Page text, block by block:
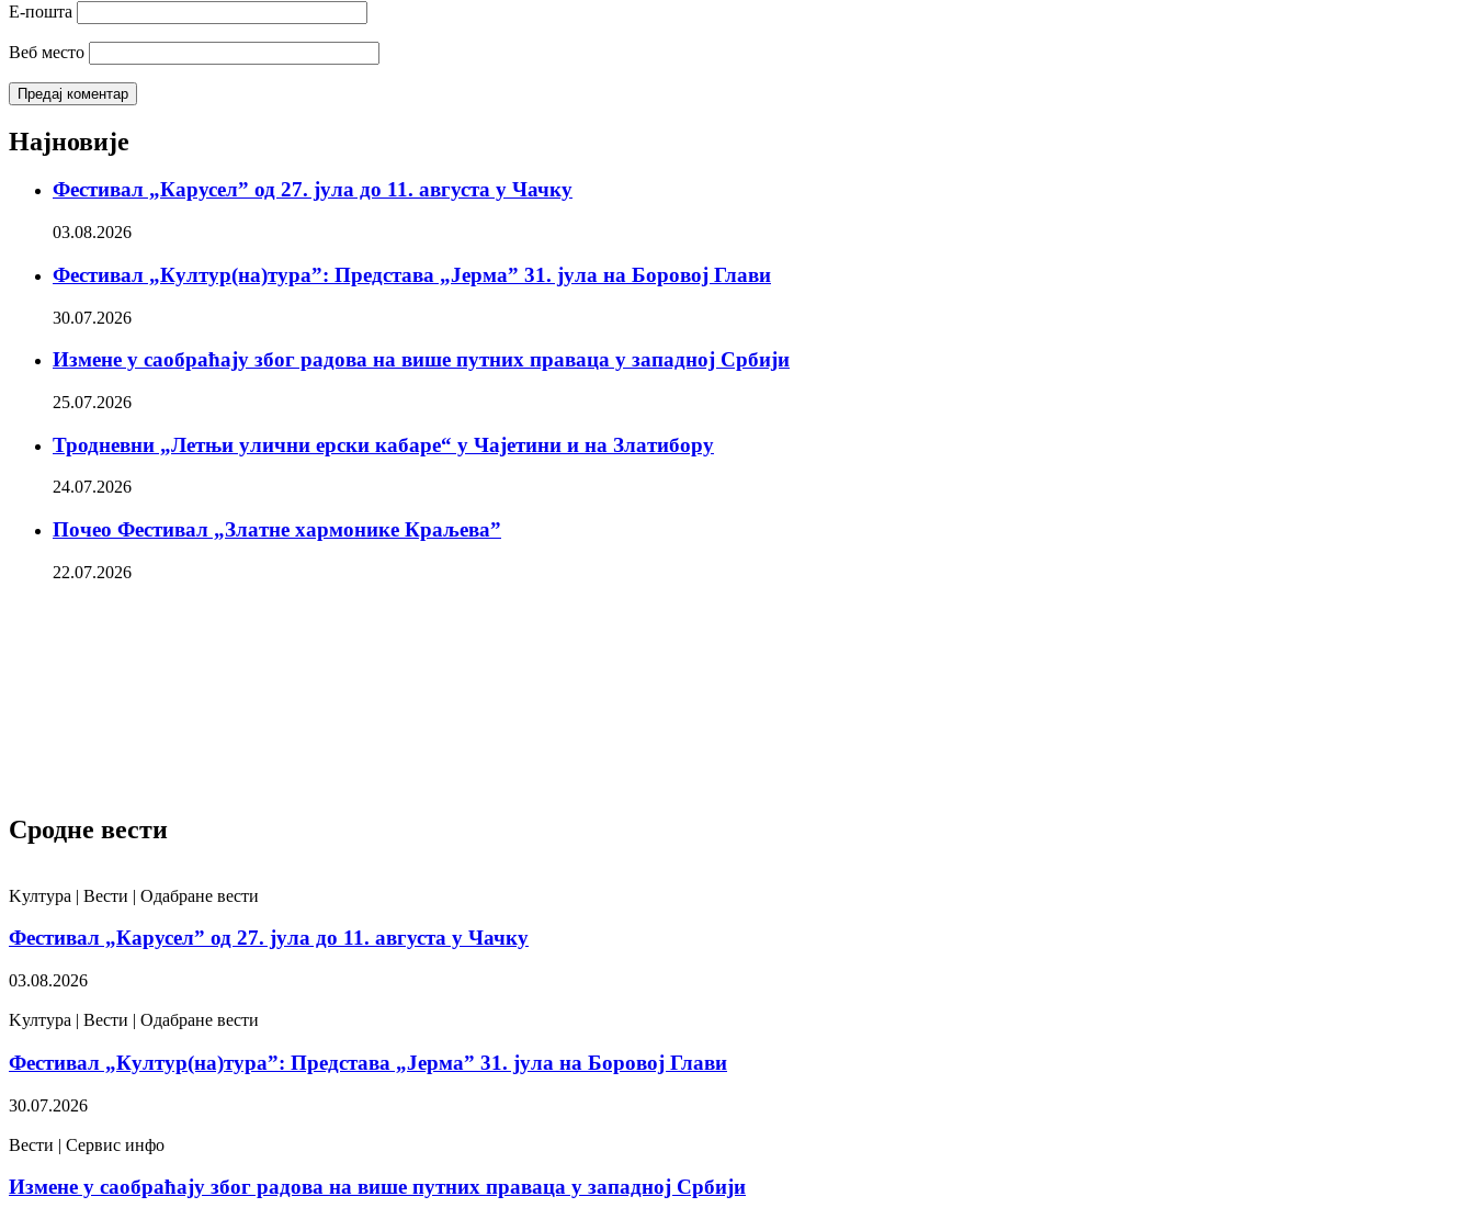
Е-пошта
Веб место
Најновије
Фестивал „Карусел” од 27. јула до 11. августа у Чачку
03.08.2026
Фестивал „Култур(на)тура”: Представа „Јерма” 31. јула на Боровој Глави
30.07.2026
Измене у саобраћају због радова на више путних праваца у западној Србији
25.07.2026
Тродневни „Летњи улични ерски кабаре“ у Чајетини и на Златибору
24.07.2026
Почео Фестивал „Златне хармонике Краљева”
22.07.2026
Сродне вести
Kултура | Вести | Одабране вести
Фестивал „Карусел” од 27. јула до 11. августа у Чачку
03.08.2026
Kултура | Вести | Одабране вести
Фестивал „Култур(на)тура”: Представа „Јерма” 31. јула на Боровој Глави
30.07.2026
Вести | Сервис инфо
Измене у саобраћају због радова на више путних праваца у западној Србији